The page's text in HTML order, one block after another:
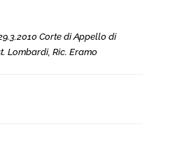
Corte di Appello di
Lombardi, Ric. Eramo